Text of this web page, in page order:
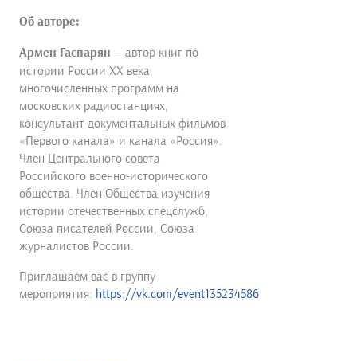
Об авторе:
Армен Гаспарян — автор книг по
истории России ХХ века,
многочисленных программ на
московских радиостанциях,
консультант документальных фильмов
«Первого канала» и канала «Россия».
Член Центрального совета
Российского военно-исторического
общества. Член Общества изучения
истории отечественных спецслужб,
Союза писателей России, Союза
журналистов России.
Приглашаем вас в группу
мероприятия: https://vk.com/event135234586